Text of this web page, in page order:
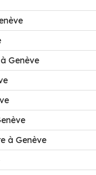
Genève
à Genève